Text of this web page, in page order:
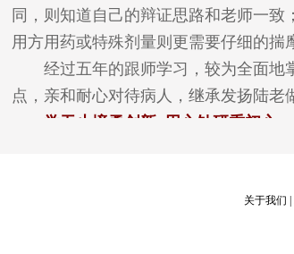
同，则知道自己的辩证思路和老师一
用方用药或特殊剂量则更需要仔细的揣
经过五年的跟师学习，较为全面地掌
点，亲和耐心对待病人，继承发扬陆老
学无止境勇创新 用心钻研秉初心
一个冬日的上午，一位母亲抱着孩子
生才15天，但总是莫名的哭闹，已经
关于我们